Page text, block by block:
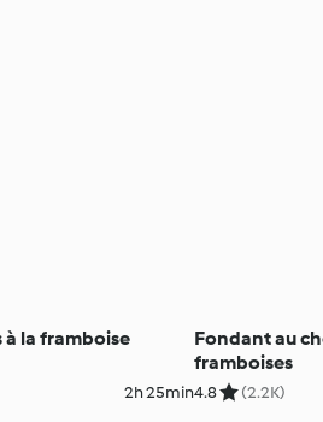
à la framboise
2h 25min
Fondant au
framboises
4.8 (2.2K)